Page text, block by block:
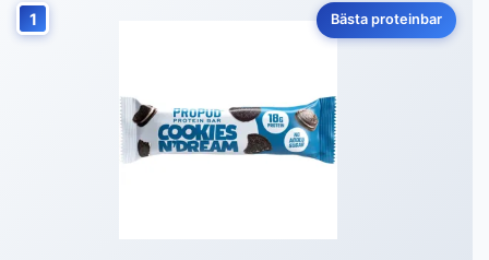
1 Bästa proteinbar